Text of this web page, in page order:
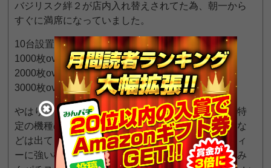
バジリスク絆２が店内入れ替えされてた為、朝一から
すぐに満席になっていました。
10台設置中
1000枚over 2台
2000枚over 2台
3000枚over 1台
やはりコロナの影響で全体系のイベントのはずが、特
定の機種のイベントになっていて、他のメイン機種な
どは出てませんでした。しかし相変わらずバラエティ
ーに強い機種も何機種か見かけました。また以前にみ